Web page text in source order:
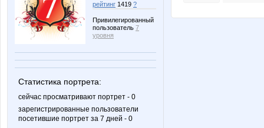
рейтинг 1419 ?
Привилегированный
пользователь 7
уровня
Статистика портрета:
сейчас просматривают портрет - 0
зарегистрированные пользователи
посетившие портрет за 7 дней - 0